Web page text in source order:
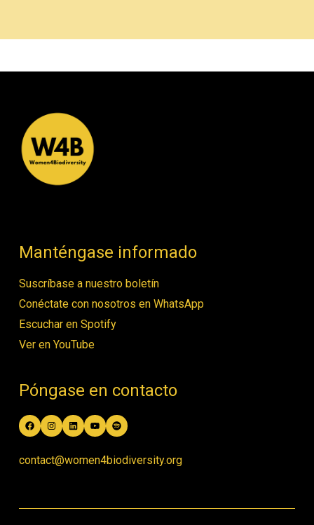
Manténgase informado
Suscríbase a nuestro boletín
Conéctate con nosotros en WhatsApp
Escuchar en Spotify
Ver en YouTube
Póngase en contacto
Facebook
Instagram
LinkedIn
YouTube
Spotify
contact@women4biodiversity.org